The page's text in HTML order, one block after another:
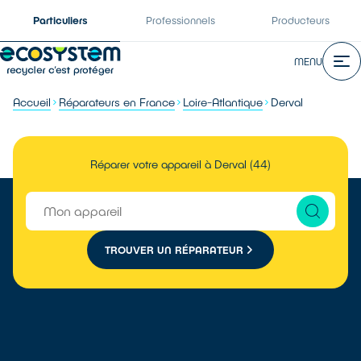
Particuliers Professionnels Producteurs
MENU
Accueil Réparateurs en France Loire-Atlantique Derval
Réparer votre appareil à Derval (44)
TROUVER UN RÉPARATEUR